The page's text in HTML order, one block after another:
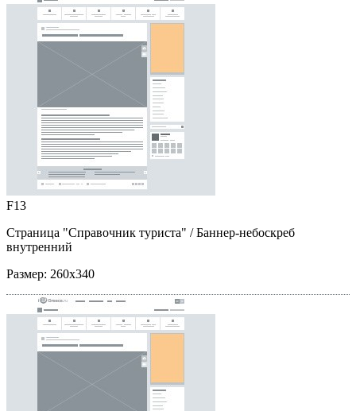
F13
Страница "Справочник туриста" / Баннер-небоскреб
внутренний
Размер: 260x340